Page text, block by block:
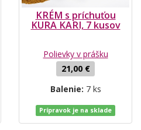
KRÉM s príchuťou
KURA KARI, 7 kusov
Polievky v prášku
21,00 €
Balenie: 7 ks
Prípravok je na sklade